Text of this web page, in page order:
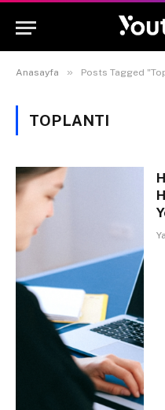
Anasayfa » Posts Tagged
TOPLANTI